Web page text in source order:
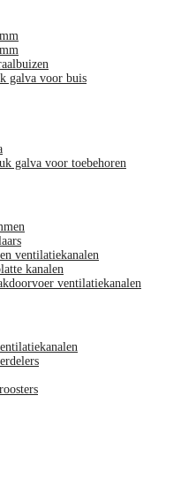
galva voor buis
galva voor toebehoren
ventilatiekanalen
kanalen
ventilatiekanalen